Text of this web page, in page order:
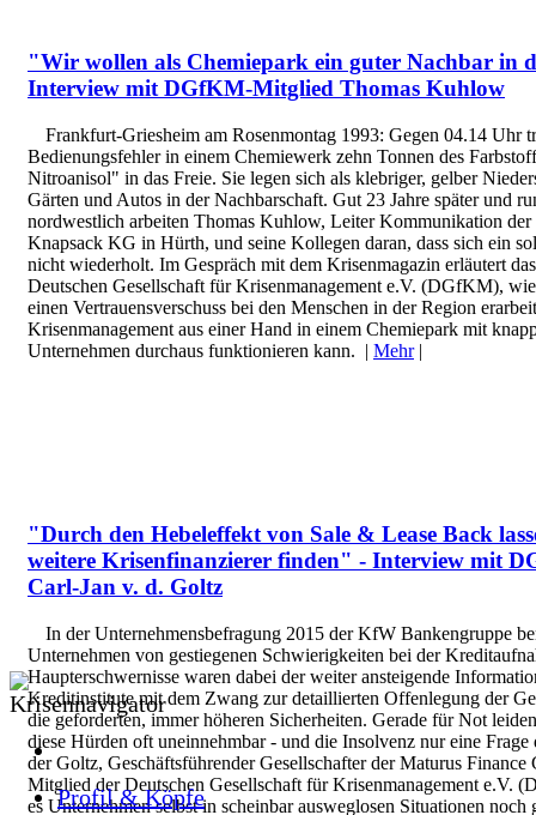
"Wir wollen als Chemiepark ein guter Nachbar in
Interview mit DGfKM-Mitglied Thomas Kuhlow
Frankfurt-Griesheim am Rosenmontag 1993: Gegen 04.14 Uhr
Bedienungsfehler in einem Chemiewerk zehn Tonnen des
Nitroanisol" in das Freie. Sie legen sich als klebriger, gelber
Gärten und Autos in der Nachbarschaft. Gut 23 Jahre später und
nordwestlich arbeiten Thomas Kuhlow, Leiter Kommunikation
Knapsack KG in Hürth, und seine Kollegen daran, dass sich ein
nicht wiederholt. Im Gespräch mit dem Krisenmagazin erläutert
Deutschen Gesellschaft für Krisenmanagement e.V. (DGfKM),
einen Vertrauensverschuss bei den Menschen in der Region
Krisenmanagement aus einer Hand in einem Chemiepark mit
Unternehmen durchaus funktionieren kann. | Mehr|
"Durch den Hebeleffekt von Sale & Lease Back
weitere Krisenfinanzierer finden" - Interview mit
Carl-Jan v. d. Goltz
In der Unternehmensbefragung 2015 der KfW Bankengruppe
Unternehmen von gestiegenen Schwierigkeiten bei der
Haupterschwernisse waren dabei der weiter ansteigende
Kreditinstitute mit dem Zwang zur detaillierten Offenlegung der
die geforderten, immer höheren Sicherheiten. Gerade für Not
diese Hürden oft uneinnehmbar - und die Insolvenz nur eine
der Goltz, Geschäftsführender Gesellschafter der Maturus
Mitglied der Deutschen Gesellschaft für Krisenmanagement e.V.
es Unternehmen selbst in scheinbar ausweglosen Situationen noch
Profil & Köpfe